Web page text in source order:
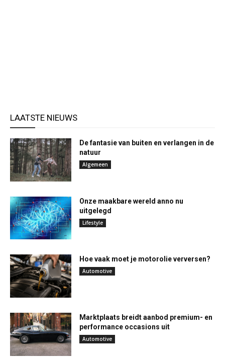
LAATSTE NIEUWS
De fantasie van buiten en verlangen in de
natuur
Algemeen
Onze maakbare wereld anno nu
uitgelegd
Lifestyle
Hoe vaak moet je motorolie verversen?
Automotive
Marktplaats breidt aanbod premium- en
performance occasions uit
Automotive